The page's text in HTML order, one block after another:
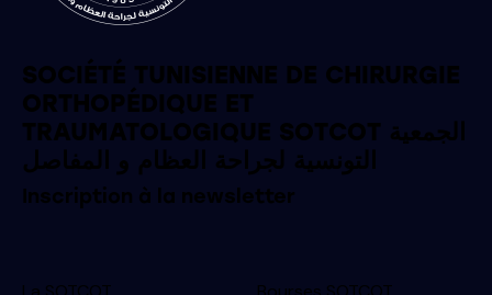
SOCIÉTÉ TUNISIENNE DE CHIRURGIE
ORTHOPÉDIQUE ET
TRAUMATOLOGIQUE SOTCOT الجمعية
التونسية لجراحة العظام و المفاصل
Inscription à la newsletter